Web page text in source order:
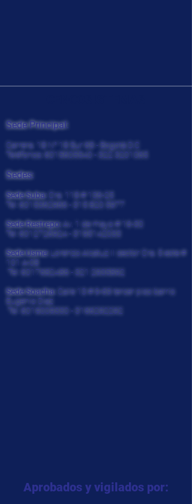
Sede Principal:
Carrera. 18 N° 18 Sur 68 - Bogotá D.C
Teléfonos: 6015605540 - 322 3201065
Sedes:
Sede Suba: Cra. 118 # 136-25
Tel: 6015362966 - 315 820 5977
Sede Restrepo: Av. 1 de mayo # 16-30
Tel: 6012726924- 3195142033
Sede Usme: Lorenzo Alcatuz II sector Cra. 5 este #
101 A-08
Tel: 6017682486 - 321 2935892
Sede Soacha: Calle 13 # 9-69 tercer piso barrio
Eugenio Diaz
Tel: 6019009330 - 3166292292
Aprobados y vigilados por: